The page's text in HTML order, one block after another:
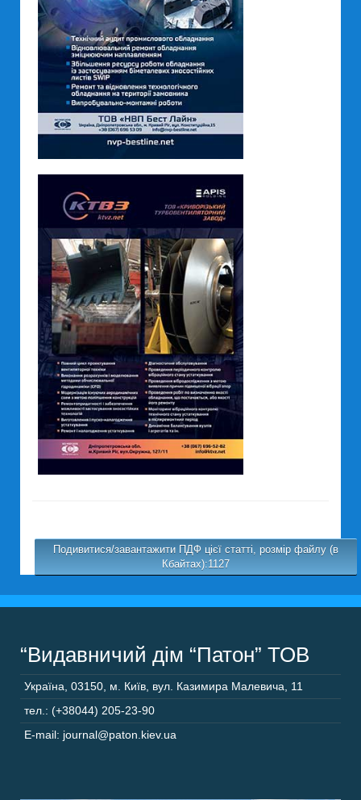
Подивитися/завантажити ПДФ цієї статті, розмір файлу (в
Кбайтах):1127
“Видавничий дім “Патон” ТОВ
Україна 03150 м. Київ, вул. Казимира Малевича, 11
тел.: (+38044) 205-23-90
E-mail: journal@paton.kiev.ua